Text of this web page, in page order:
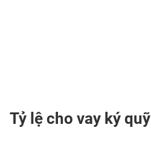
Tỷ lệ cho vay ký quỹ
KHỎE